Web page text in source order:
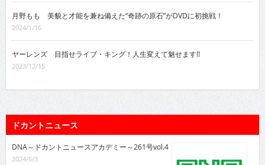
月野もも 美貌と才能を兼ね備えた“奇跡の原石”がDVDに初挑戦！
2024/1/16
ヤーレンズ 目指せライブ・キング！人生変えて魅せます!!
2023/12/15
ドカントニュース
DNA～ドカントニュースアカデミー～261号vol.4
2024/6/3